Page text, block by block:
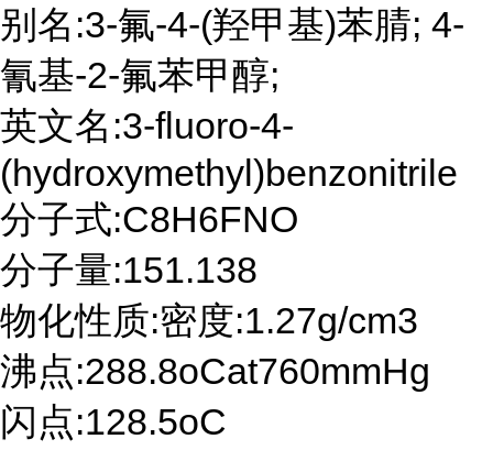
别名:3-氟-4-(羟甲基)苯腈; 4-
氰基-2-氟苯甲醇;
英文名:3-fluoro-4-
(hydroxymethyl)benzonitrile
分子式:C8H6FNO
分子量:151.138
物化性质:密度:1.27g/cm3
沸点:288.8oCat760mmHg
闪点:128.5oC